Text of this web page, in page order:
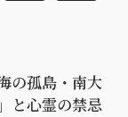
の孤島・南大
と心霊の禁忌